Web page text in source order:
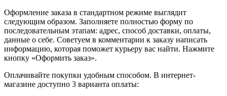
Оформление заказа в стандартном режиме выглядит
следующим образом. Заполняете полностью форму по
последовательным этапам: адрес, способ доставки, оплаты,
данные о себе. Советуем в комментарии к заказу написать
информацию, которая поможет курьеру вас найти. Нажмите
кнопку «Оформить заказ».
Оплачивайте покупки удобным способом. В интернет-
магазине доступно 3 варианта оплаты: